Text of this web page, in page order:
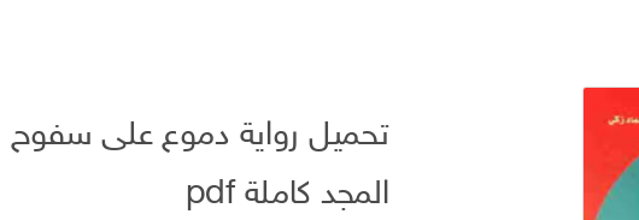
تحميل رواية دموع على سفوح
المجد كاملة pdf